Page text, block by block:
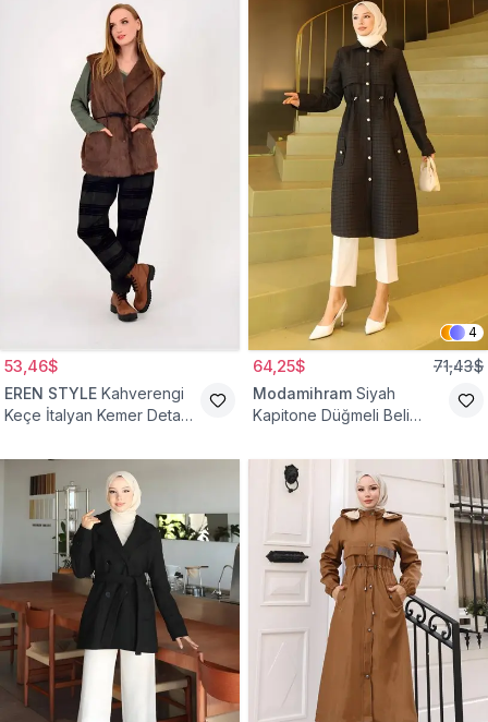
53,46$
EREN STYLE Kahverengi
Keçe İtalyan Kemer Detaylı
4
64,25$ 71,43$
Modamihram Siyah
Kapitone Düğmeli Beli